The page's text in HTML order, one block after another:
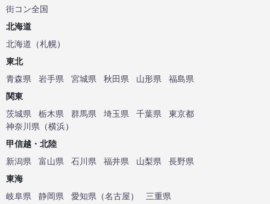
街コン全国
北海道
北海道 （札幌）
東北
青森県
岩手県 宮城県 秋田県 山形県
福島県
関東
茨城県
栃木県 群馬県 埼玉県 千葉県
東京都
神奈川県 （横浜）
甲信越・北陸
新潟県
富山県 石川県 福井県 山梨県
長野県
東海
岐阜県
静岡県 愛知県 （名古屋）
三重県